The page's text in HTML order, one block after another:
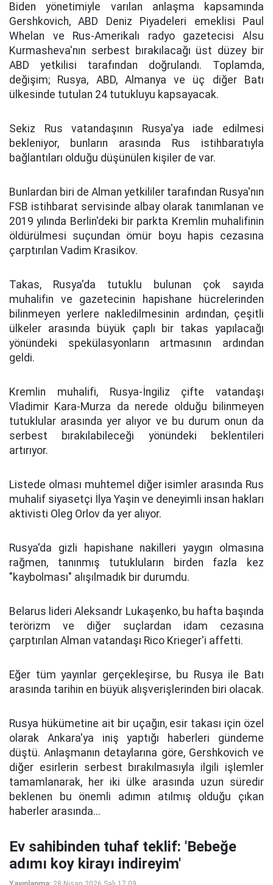
Biden yönetimiyle varılan anlaşma kapsamında
Gershkovich, ABD Deniz Piyadeleri emeklisi Paul
Whelan ve Rus-Amerikalı radyo gazetecisi Alsu
Kurmasheva'nın serbest bırakılacağı üst düzey bir
ABD yetkilisi tarafından doğrulandı.
Toplamda,
değişim; Rusya, ABD, Almanya ve üç diğer Batı
ülkesinde tutulan 24 tutukluyu kapsayacak.
Sekiz Rus vatandaşının Rusya'ya iade edilmesi
bekleniyor, bunların arasında Rus istihbaratıyla
bağlantıları olduğu düşünülen kişiler de var.
Bunlardan biri de Alman yetkililer tarafından Rusya'nın
FSB istihbarat servisinde albay olarak tanımlanan ve
2019 yılında Berlin'deki bir parkta Kremlin muhalifinin
öldürülmesi suçundan ömür boyu hapis cezasına
çarptırılan Vadim Krasikov.
Takas, Rusya'da tutuklu bulunan çok sayıda
muhalifin ve gazetecinin hapishane hücrelerinden
bilinmeyen yerlere nakledilmesinin ardından, çeşitli
ülkeler arasında büyük çaplı bir takas yapılacağı
yönündeki spekülasyonların artmasının ardından
geldi.
Kremlin muhalifi, Rusya-İngiliz çifte vatandaşı
Vladimir Kara-Murza da nerede olduğu bilinmeyen
tutuklular arasında yer alıyor ve bu durum onun da
serbest bırakılabileceği yönündeki beklentileri
artırıyor.
Listede olması muhtemel diğer isimler arasında Rus
muhalif siyasetçi İlya Yaşin ve deneyimli insan hakları
aktivisti Oleg Orlov da yer alıyor.
Rusya'da gizli hapishane nakilleri yaygın olmasına
rağmen, tanınmış tutukluların birden fazla kez
"kaybolması" alışılmadık bir durumdu.
Belarus lideri Aleksandr Lukaşenko, bu hafta başında
terörizm ve diğer suçlardan idam cezasına
çarptırılan Alman vatandaşı Rico Krieger'i affetti.
Eğer tüm yayınlar gerçekleşirse, bu Rusya ile Batı
arasında tarihin en büyük alışverişlerinden biri olacak.
Rusya hükümetine ait bir uçağın, esir takası için özel
olarak Ankara'ya iniş yaptığı haberleri gündeme
düştü. Anlaşmanın detaylarına göre, Gershkovich ve
diğer esirlerin serbest bırakılmasıyla ilgili işlemler
tamamlanarak, her iki ülke arasında uzun süredir
beklenen bu önemli adımın atılmış olduğu çıkan
haberler arasında...
Ev sahibinden tuhaf teklif: 'Bebeğe
adımı koy kirayı indireyim'